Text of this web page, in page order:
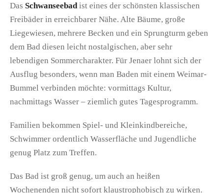
Das Schwanseebadist eines der schönsten klassischen
Freibäder in erreichbarer Nähe. Alte Bäume, große
Liegewiesen, mehrere Becken und ein Sprungturm geben
dem Bad diesen leicht nostalgischen, aber sehr
lebendigen Sommercharakter. Für Jenaer lohnt sich der
Ausflug besonders, wenn man Baden mit einem Weimar-
Bummel verbinden möchte: vormittags Kultur,
nachmittags Wasser – ziemlich gutes Tagesprogramm.
Familien bekommen Spiel- und Kleinkindbereiche,
Schwimmer ordentlich Wasserfläche und Jugendliche
genug Platz zum Treffen.
Das Bad ist groß genug, um auch an heißen
Wochenenden nicht sofort klaustrophobisch zu wirken.